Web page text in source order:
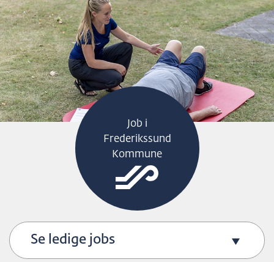
H
O
P
T
I
L
S
I
N
H
Job i
Frederikssund
Kommune
Se ledige jobs